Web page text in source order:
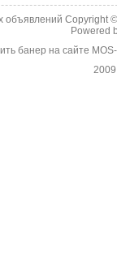
объявлений Copyright
Powered
банер на сайте